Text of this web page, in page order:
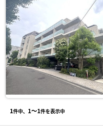
1件中、 1〜1件を表示中